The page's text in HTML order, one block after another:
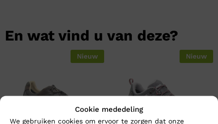
Cookie mededeling
We gebruiken cookies om ervoor te zorgen dat onze
En wat vind u van deze?
Nieuw Nieuw